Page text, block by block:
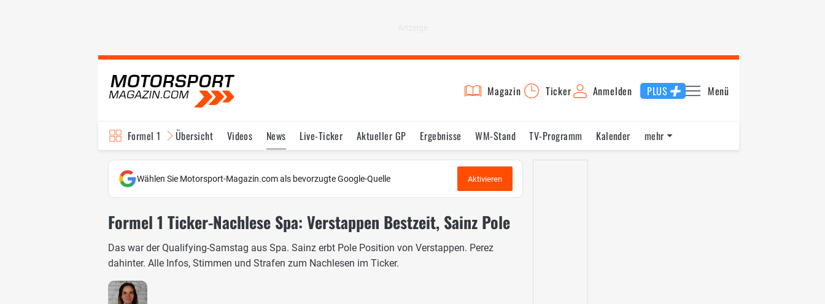
Magazin Ticker Anmelden PLUS Menü
Formel 1 Übersicht Videos News Live-Ticker Aktueller GP Ergebnisse WM-Stand TV-Programm
Kalender
Fahrer & Teams
Bilder Termine Statistik Testfahrten Reglement Lexikon
mehr
Wählen Sie Motorsport-Magazin.com als bevorzugte Google-Quelle Aktivieren
Formel 1 Ticker-Nachlese Spa: Verstappen Bestzeit, Sainz Pole
Das war der Qualifying-Samstag aus Spa. Sainz erbt Pole Position von Verstappen. Perez
dahinter. Alle Infos, Stimmen und Strafen zum Nachlesen im Ticker.